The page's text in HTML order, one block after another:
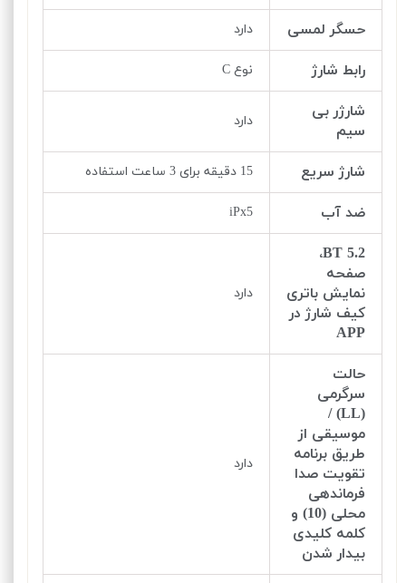
حسگر لمسی دارد
رابط شارژ نوع C
شارژر بی
سیم
دارد
شارژ سریع 15 دقیقه برای 3 ساعت استفاده
ضد آب iPx5
BT 5.2،
صفحه
نمایش باتری
کیف شارژ در
APP
دارد
حالت
سرگرمی
(LL) /
موسیقی از
طریق برنامه
تقویت صدا
فرماندهی
محلی (10) و
کلمه کلیدی
بیدار شدن
دارد